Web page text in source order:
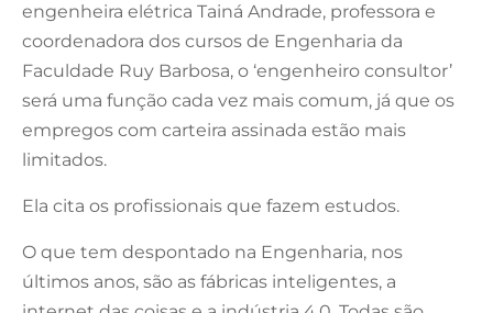
engenheira elétrica Tainá Andrade, professora e
coordenadora dos cursos de Engenharia da
Faculdade Ruy Barbosa, o ‘engenheiro consultor’
será uma função cada vez mais comum, já que os
empregos com carteira assinada estão mais
limitados.
Ela cita os profissionais que fazem estudos.
O que tem despontado na Engenharia, nos
últimos anos, são as fábricas inteligentes, a